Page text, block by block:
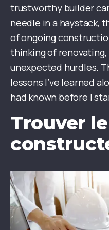
trustworthy builder
needle in a haystack,
of ongoing
thinking of
unexpected hurdles.
lessons I’ve learned
had known before I
Trouver